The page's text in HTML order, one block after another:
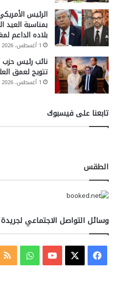
الرئيس
بمناسبة
بلاده الداعم
1 أغسطس، 2026
نائب رئيس حزب
تتويج لعمق
1 أغسطس، 2026
تابعنا على فيسبوك
الطقس
وسائل التواصل الاجتماعي
فيسبوك ‫YouTubeواتساب